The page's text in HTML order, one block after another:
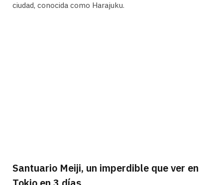
ciudad, conocida como Harajuku.
Santuario Meiji, un imperdible que ver en